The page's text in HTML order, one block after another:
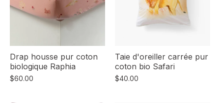
Drap housse pur coton
biologique Raphia
$60.00
Taie d'oreiller carrée pur
coton bio Safari
$40.00